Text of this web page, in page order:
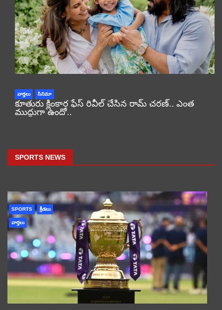
వార్తలు సినిమా
కూతురు క్లింకార ఫేస్ రివీల్ చేసిన రామ్ చరణ్.. ఎంత
ముద్దుగా ఉందో..
SPORTS NEWS
SPORTS క్రీడలు
వార్తలు